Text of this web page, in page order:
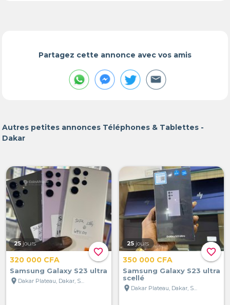
Partagez cette annonce avec vos amis
Autres petites annonces Téléphones & Tablettes -
Dakar
favorite_border
25 jours
320 000 CFA
Samsung Galaxy S23 ultra
location_on
Dakar Plateau, Dakar, Sénégal
favorite_border
25 jours
350 000 CFA
Samsung Galaxy S23 ultra
scellé
location_on
Dakar Plateau, Dakar, Sénégal